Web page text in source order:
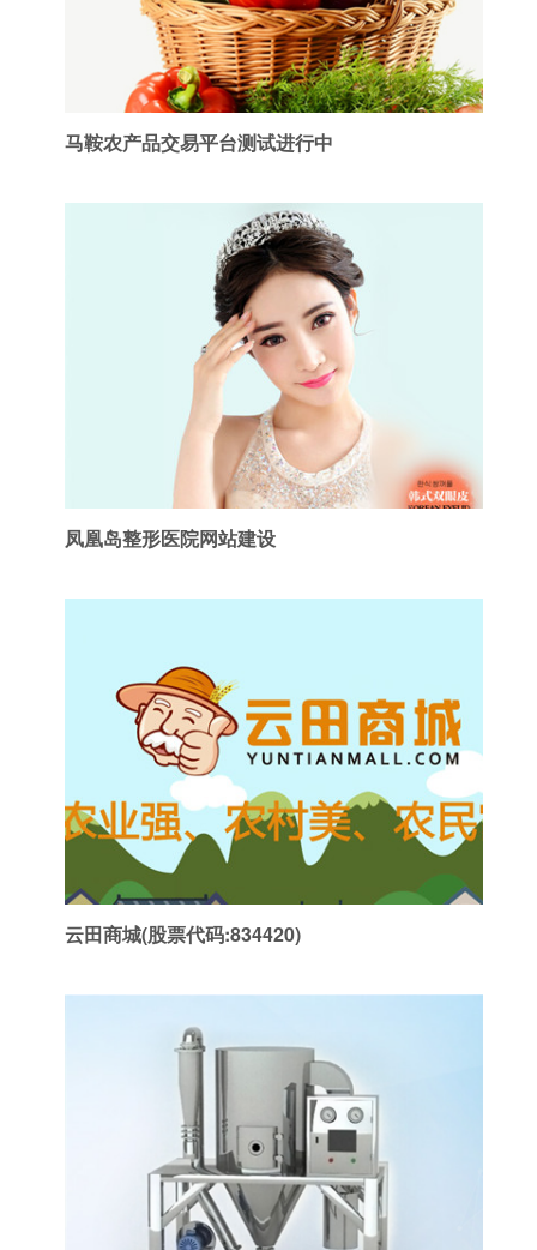
马鞍农产品交易平台测试进行中
凤凰岛整形医院网站建设
云田商城(股票代码:834420)